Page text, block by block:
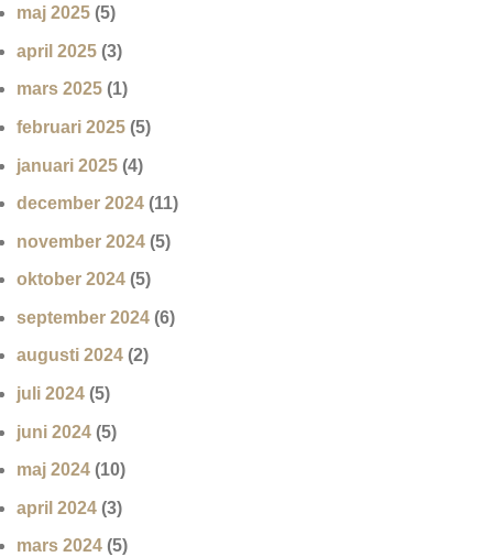
maj 2025 (5)
april 2025 (3)
mars 2025 (1)
februari 2025 (5)
januari 2025 (4)
december 2024 (11)
november 2024 (5)
oktober 2024 (5)
september 2024 (6)
augusti 2024 (2)
juli 2024 (5)
juni 2024 (5)
maj 2024 (10)
april 2024 (3)
mars 2024 (5)